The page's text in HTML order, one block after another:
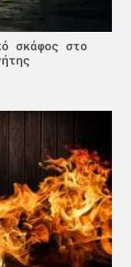
σκάφος στο